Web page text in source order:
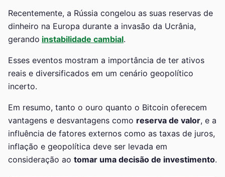
Recentemente, a Rússia congelou as suas reservas de
dinheiro na Europa durante a invasão da Ucrânia,
gerando instabilidade cambial.
Esses eventos mostram a importância de ter ativos
reais e diversificados em um cenário geopolítico
incerto.
Em resumo, tanto o ouro quanto o Bitcoin oferecem
vantagens e desvantagens como reserva de valor, e a
influência de fatores externos como as taxas de juros,
inflação e geopolítica deve ser levada em
consideração ao tomar uma decisão de investimento.